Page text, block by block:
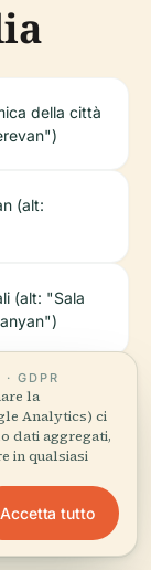
della città
(alt:
(alt: "Sala
· GDPR
la
Analytics) ci
dati aggregati,
in qualsiasi
Accetta tutto